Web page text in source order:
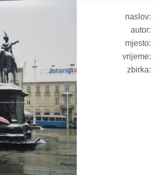
naslov:
autor:
mjesto:
vrijeme:
zbirka: